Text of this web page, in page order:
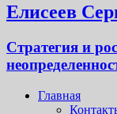
Елисеев
Стратегия и
Главная